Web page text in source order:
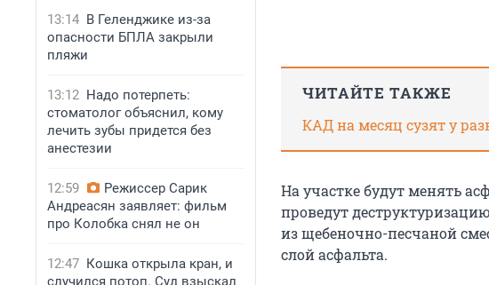
13:14 В Геленджике из-за
опасности БПЛА закрыли
пляжи
13:12 Надо потерпеть:
стоматолог объяснил, кому
лечить зубы придется без
анестезии
12:59
Режиссер Сарик
Андреасян заявляет: фильм
про Колобка снял не он
12:47 Кошка открыла кран, и
случился потоп. Суд взыскал
ЧИТАЙТЕ ТАКЖЕ
КАД на месяц сузят у
На участке будут менять
проведут
из щебеночно-песчаной
слой асфальта.